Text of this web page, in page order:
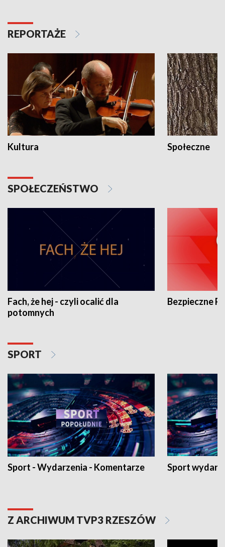
REPORTAŻE
Kultura Społeczne
SPOŁECZEŃSTWO
Fach, że hej - czyli ocalić dla
potomnych
Bezpieczne
SPORT
Sport - Wydarzenia - Komentarze Sport
Z ARCHIWUM TVP3 RZESZÓW